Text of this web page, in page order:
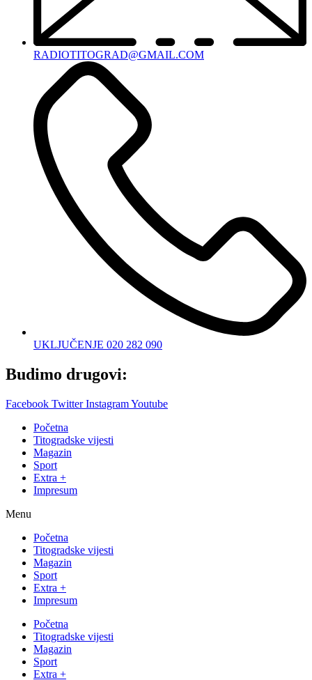
RADIOTITOGRAD@GMAIL.COM
UKLJUČENJE 020 282 090
Budimo drugovi:
Facebook Twitter InstagramYoutube
Početna
Titogradske vijesti
Magazin
Sport
Extra +
Impresum
Menu
Početna
Titogradske vijesti
Magazin
Sport
Extra +
Impresum
Početna
Titogradske vijesti
Magazin
Sport
Extra +